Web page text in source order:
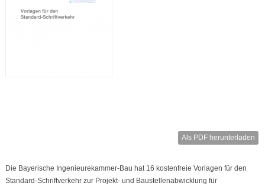
Als PDF herunterladen
Die Bayerische Ingenieurekammer-Bau hat 16 kostenfreie Vorlagen für den
Standard-Schriftverkehr zur Projekt- und Baustellenabwicklung für